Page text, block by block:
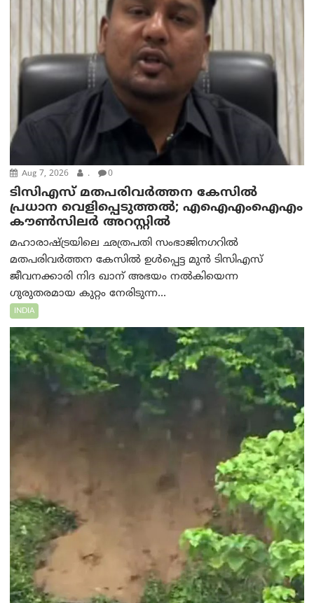
Aug 7, 2026 . 0
ടിസിഎസ് മതപരിവർത്തന കേസിൽ
പ്രധാന വെളിപ്പെടുത്തൽ; എഐഎംഐഎം
കൗൺസിലർ അറസ്റ്റിൽ
മഹാരാഷ്ട്രയിലെ ഛത്രപതി സംഭാജിനഗറിൽ
മതപരിവർത്തന കേസിൽ ഉൾപ്പെട്ട മുൻ ടിസിഎസ്
ജീവനക്കാരി നിദ ഖാന് അഭയം നൽകിയെന്ന
ഗുരുതരമായ കുറ്റം നേരിടുന്ന...
INDIA